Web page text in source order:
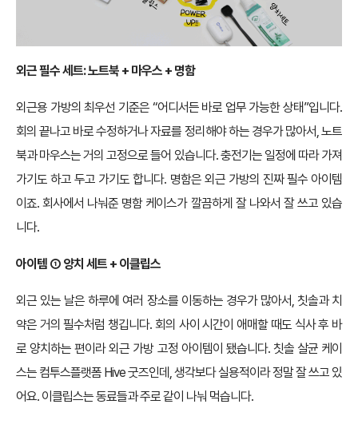
외근 필수 세트: 노트북 + 마우스 + 명함
외근용 가방의 최우선 기준은 “어디서든 바로 업무 가능한 상태”입니다.
회의 끝나고 바로 수정하거나 자료를 정리해야 하는 경우가 많아서, 노트
북과 마우스는 거의 고정으로 들어 있습니다. 충전기는 일정에 따라 가져
가기도 하고 두고 가기도 합니다. 명함은 외근 가방의 진짜 필수 아이템
이죠. 회사에서 나눠준 명함 케이스가 깔끔하게 잘 나와서 잘 쓰고 있습
니다.
아이템 ① 양치 세트 + 이클립스
외근 있는 날은 하루에 여러 장소를 이동하는 경우가 많아서, 칫솔과 치
약은 거의 필수처럼 챙깁니다. 회의 사이 시간이 애매할 때도 식사 후 바
로 양치하는 편이라 외근 가방 고정 아이템이 됐습니다. 칫솔 살균 케이
스는 컴투스플랫폼 Hive 굿즈인데, 생각보다 실용적이라 정말 잘 쓰고 있
어요. 이클립스는 동료들과 주로 같이 나눠 먹습니다.